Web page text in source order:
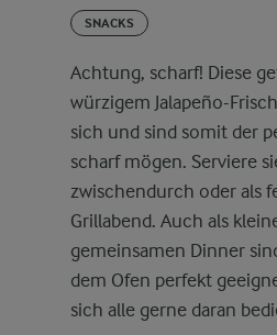
SNACKS
Achtung, scharf! Diese
würzigem Jalapeño-
sich und sind somit der
scharf mögen. Serviere
zwischendurch oder als
Grillabend. Auch als
gemeinsamen Dinner
dem Ofen perfekt
sich alle gerne daran